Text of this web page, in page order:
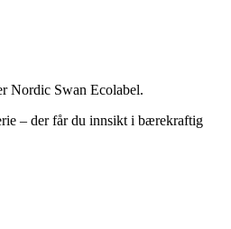
Nordic Swan Ecolabel.
– der får du innsikt i bærekraftig